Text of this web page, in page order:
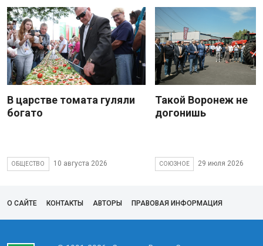
В царстве томата гуляли
богато
ОБЩЕСТВО 10 августа 2026
Такой Воронеж не
догонишь
СОЮЗНОЕ 29 июля 2026
О САЙТЕ КОНТАКТЫ АВТОРЫ ПРАВОВАЯ ИНФОРМАЦИЯ